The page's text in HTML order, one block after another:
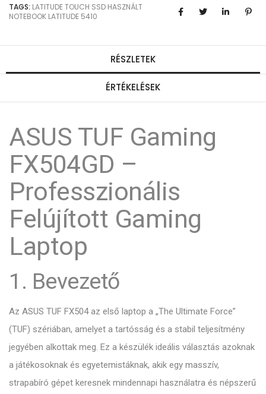
TAGS: LATITUDETOUCH SSD HASZNÁLT
NOTEBOOK LATITUDE 5410
RÉSZLETEK
ÉRTÉKELÉSEK
ASUS TUF Gaming
FX504GD –
Professzionális
Felújított Gaming
Laptop
1. Bevezető
Az ASUS TUF FX504 az első laptop a „The Ultimate Force”
(TUF) szériában, amelyet a tartósság és a stabil teljesítmény
jegyében alkottak meg. Ez a készülék ideális választás azoknak
a játékosoknak és egyetemistáknak, akik egy masszív,
strapabíró gépet keresnek mindennapi használatra és népszerű